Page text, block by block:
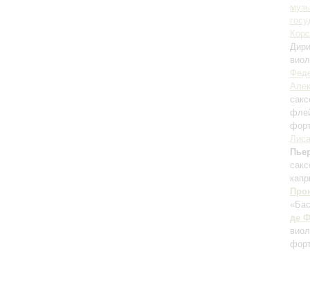
де